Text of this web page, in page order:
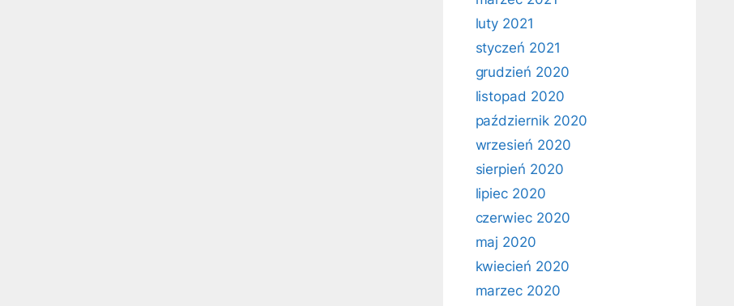
luty 2021
styczeń 2021
grudzień 2020
listopad 2020
październik 2020
wrzesień 2020
sierpień 2020
lipiec 2020
czerwiec 2020
maj 2020
kwiecień 2020
marzec 2020